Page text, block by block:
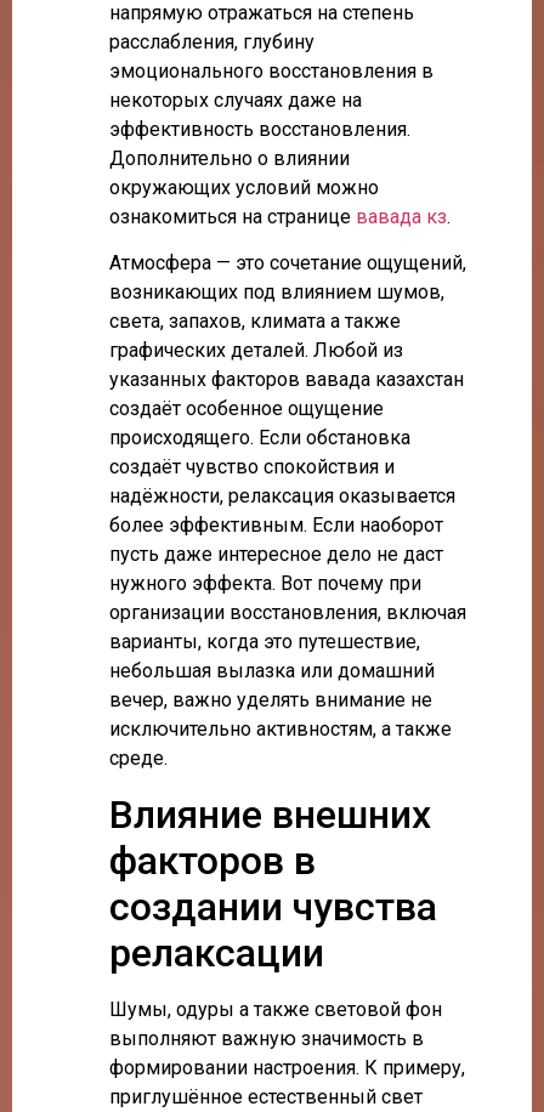
напрямую отражаться на степень
расслабления, глубину
эмоционального восстановления в
некоторых случаях даже на
эффективность восстановления.
Дополнительно о влиянии
окружающих условий можно
ознакомиться на странице вавада кз.
Атмосфера — это сочетание ощущений,
возникающих под влиянием шумов,
света, запахов, климата а также
графических деталей. Любой из
указанных факторов вавада казахстан
создаёт особенное ощущение
происходящего. Если обстановка
создаёт чувство спокойствия и
надёжности, релаксация оказывается
более эффективным. Если наоборот
пусть даже интересное дело не даст
нужного эффекта. Вот почему при
организации восстановления, включая
варианты, когда это путешествие,
небольшая вылазка или домашний
вечер, важно уделять внимание не
исключительно активностям, а также
среде.
Влияние внешних
факторов в
создании чувства
релаксации
Шумы, одуры а также световой фон
выполняют важную значимость в
формировании настроения. К примеру,
приглушённое естественный свет